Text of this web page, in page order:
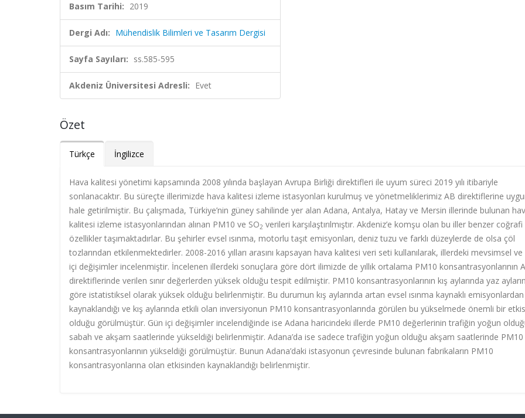
Basım Tarihi: 2019
Dergi Adı: Mühendislik Bilimleri ve Tasarım Dergisi
Sayfa Sayıları: ss.585-595
Akdeniz Üniversitesi Adresli: Evet
Özet
Türkçe İngilizce
Hava kalitesi yönetimi kapsamında 2008 yılında başlayan Avrupa Birliği direktifleri ile uyum süreci 2019 yılı itibariyle
sonlanacaktır. Bu süreçte illerimizde hava kalitesi izleme istasyonları kurulmuş ve yönetmeliklerimiz AB direktiflerine
hale getirilmiştir. Bu çalışmada, Türkiye’nin güney sahilinde yer alan Adana, Antalya, Hatay ve Mersin illerinde bulunan
kalitesi izleme istasyonlarından alınan PM10 ve SO2 verileri karşılaştırılmıştır. Akdeniz’e komşu olan bu iller benzer coğrafi
özellikler taşımaktadırlar. Bu şehirler evsel ısınma, motorlu taşıt emisyonları, deniz tuzu ve farklı düzeylerde de olsa çöl
tozlarından etkilenmektedirler. 2008-2016 yılları arasını kapsayan hava kalitesi veri seti kullanılarak, illerdeki mevsimsel ve
içi değişimler incelenmiştir. İncelenen illerdeki sonuçlara göre dört ilimizde de yıllık ortalama PM10 konsantrasyonlarının
direktiflerinde verilen sınır değerlerden yüksek olduğu tespit edilmiştir. PM10 konsantrasyonlarının kış aylarında yaz
göre istatistiksel olarak yüksek olduğu belirlenmiştir. Bu durumun kış aylarında artan evsel ısınma kaynaklı emisyonlardan
kaynaklandığı ve kış aylarında etkili olan inversiyonun PM10 konsantrasyonlarında görülen bu yükselmede önemli bir
olduğu görülmüştür. Gün içi değişimler incelendiğinde ise Adana haricindeki illerde PM10 değerlerinin trafiğin yoğun
sabah ve akşam saatlerinde yükseldiği belirlenmiştir. Adana’da ise sadece trafiğin yoğun olduğu akşam saatlerinde PM10
konsantrasyonlarının yükseldiği görülmüştür. Bunun Adana’daki istasyonun çevresinde bulunan fabrikaların PM10
konsantrasyonlarına olan etkisinden kaynaklandığı belirlenmiştir.